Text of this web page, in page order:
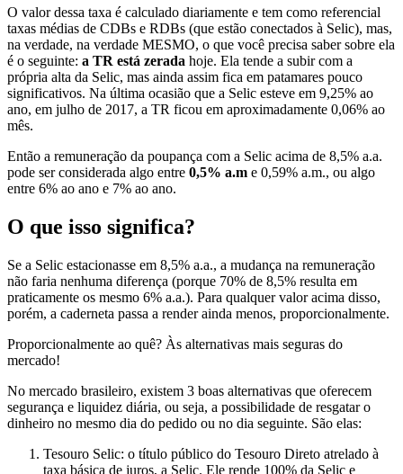
O valor dessa taxa é calculado diariamente e tem como referencial
taxas médias de CDBs e RDBs (que estão conectados à Selic), mas,
na verdade, na verdade MESMO, o que você precisa saber sobre ela
é o seguinte: a TR está zerada hoje. Ela tende a subir com a
própria alta da Selic, mas ainda assim fica em patamares pouco
significativos. Na última ocasião que a Selic esteve em 9,25% ao
ano, em julho de 2017, a TR ficou em aproximadamente 0,06% ao
mês.
Então a remuneração da poupança com a Selic acima de 8,5% a.a.
pode ser considerada algo entre 0,5% a.m e 0,59% a.m., ou algo
entre 6% ao ano e 7% ao ano.
O que isso significa?
Se a Selic estacionasse em 8,5% a.a., a mudança na remuneração
não faria nenhuma diferença (porque 70% de 8,5% resulta em
praticamente os mesmo 6% a.a.). Para qualquer valor acima disso,
porém, a caderneta passa a render ainda menos, proporcionalmente.
Proporcionalmente ao quê? Às alternativas mais seguras do
mercado!
No mercado brasileiro, existem 3 boas alternativas que oferecem
segurança e liquidez diária, ou seja, a possibilidade de resgatar o
dinheiro no mesmo dia do pedido ou no dia seguinte. São elas:
Tesouro Selic: o título público do Tesouro Direto atrelado à
taxa básica de juros, a Selic. Ele rende 100% da Selic e